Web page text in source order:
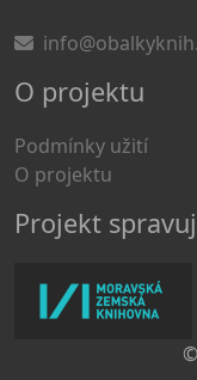
O projektu
Podmínky užití
O projektu
Projekt